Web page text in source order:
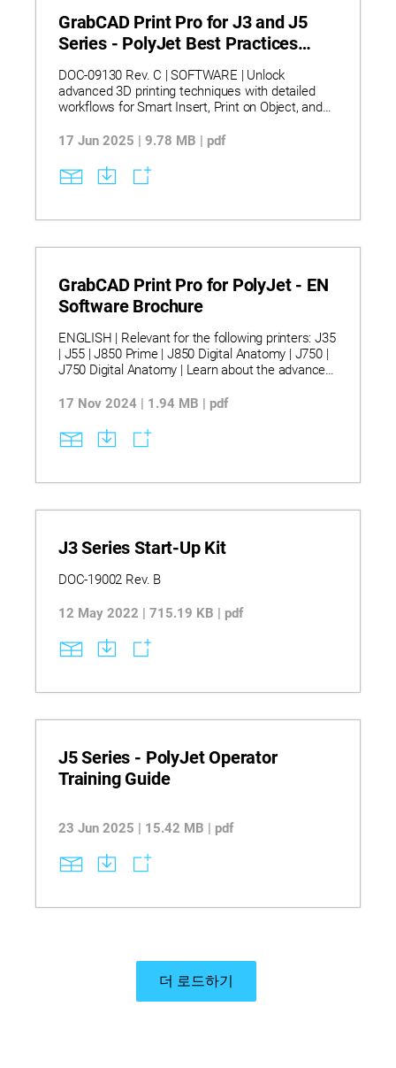
GrabCAD Print Pro for J3 and J5
Series - PolyJet Best Practices
Guide
DOC-09130 Rev. C | SOFTWARE | Unlock
advanced 3D printing techniques with detailed
workflows for Smart Insert, Print on Object, and
Series printers. Learn how to embed
and fine-tune tray height for precision results.
Master voxel printing, air and support material
print quality and material control.
17 Jun 2025 | 9.78 MB | pdf
GrabCAD Print Pro for PolyJet - EN
Software Brochure
ENGLISH | Relevant for the following printers: J35
| J55 | J850 Prime | J850 Digital Anatomy | J750 |
J750 Digital Anatomy | Learn about the advanced
transformative approach to rapid prototyping
17 Nov 2024 | 1.94 MB | pdf
J3 Series Start-Up Kit
DOC-19002 Rev. B
12 May 2022 | 715.19 KB | pdf
J5 Series - PolyJet Operator
Training Guide
23 Jun 2025 | 15.42 MB | pdf
더 로드하기